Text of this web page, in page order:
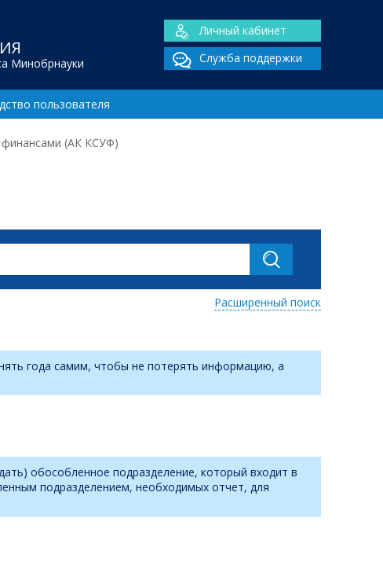
Минобрнауки
Личный кабинет
Служба поддержки
пользователя
финансами (АК КСУФ)
Расширенный поиск
года самим, чтобы не потерять информацию, а
обособленное подразделение, который входит в
подразделением, необходимых отчет, для